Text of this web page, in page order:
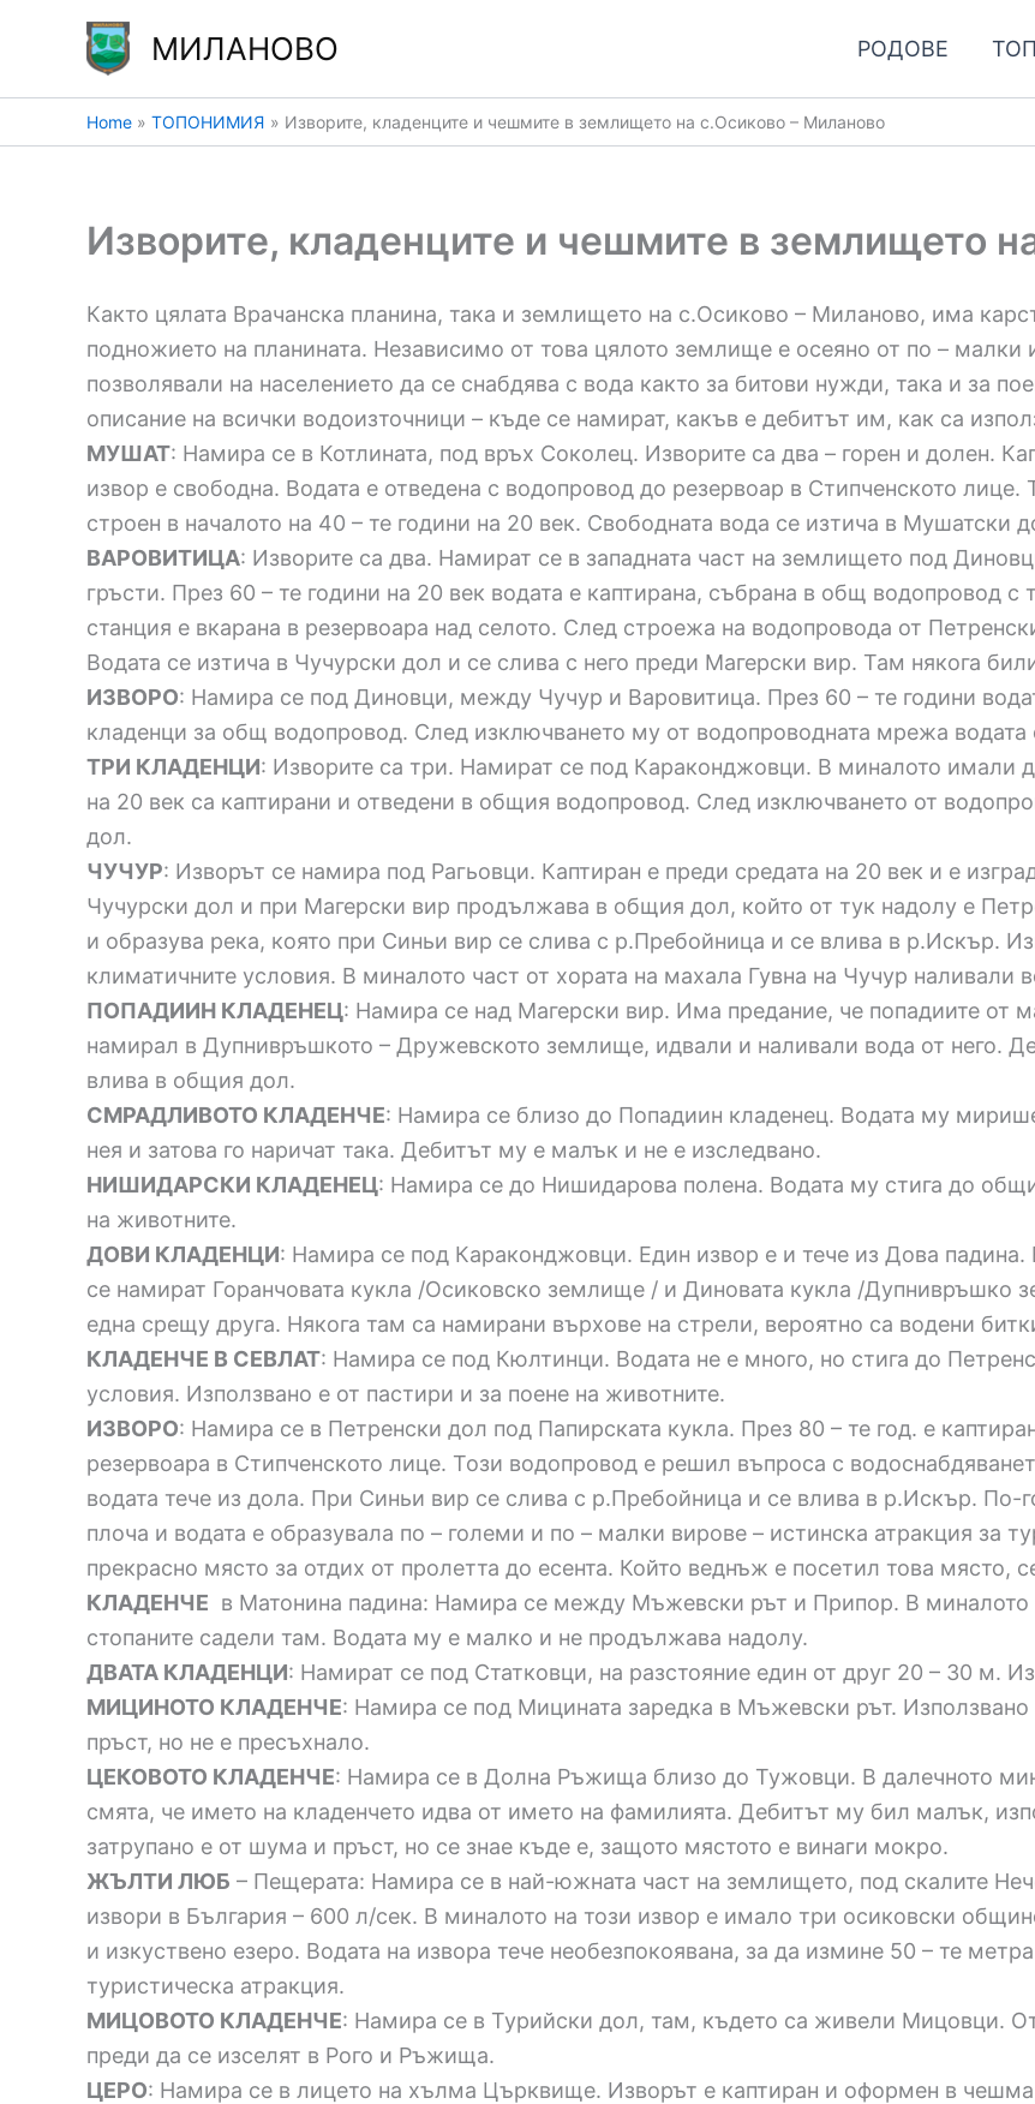
МИЛАНОВО РОДОВЕ
Home ТОПОНИМИЯ Изворите, кладенците и чешмите в землището на с.Осиково – Миланово
Изворите, кладенците и чешмите в землището
Както цялата Врачанска планина, така и землището на с.Осиково – Миланово, има
подножието на планината. Независимо от това цялото землище е осеяно от по – малки
позволявали на населението да се снабдява с вода както за битови нужди, така и за
описание на всички водоизточници – къде се намират, какъв е дебитът им, как са
МУШАТ: Намира се в Котлината, под връх Соколец. Изворите са два – горен и долен.
извор е свободна. Водата е отведена с водопровод до резервоар в Стипченското
строен в началото на 40 – те години на 20 век. Свободната вода се изтича в Мушатски
ВАРОВИТИЦА: Изворите са два. Намират се в западната част на землището под
гръсти. През 60 – те години на 20 век водата е каптирана, събрана в общ водопровод
станция е вкарана в резервоара над селото. След строежа на водопровода от
Водата се изтича в Чучурски дол и се слива с него преди Магерски вир. Там някога
ИЗВОРО: Намира се под Диновци, между Чучур и Варовитица. През 60 – те години
кладенци за общ водопровод. След изключването му от водопроводната мрежа водата
ТРИ КЛАДЕНЦИ: Изворите са три. Намират се под Караконджовци. В миналото имали
на 20 век са каптирани и отведени в общия водопровод. След изключването от
дол.
ЧУЧУР: Изворът се намира под Рагьовци. Каптиран е преди средата на 20 век и е
Чучурски дол и при Магерски вир продължава в общия дол, който от тук надолу е
и образува река, която при Синьи вир се слива с р.Пребойница и се влива в р.Искър.
климатичните условия. В миналото част от хората на махала Гувна на Чучур наливали
ПОПАДИИН КЛАДЕНЕЦ: Намира се над Магерски вир. Има предание, че попадиите от
намирал в Дупнивръшкото – Дружевското землище, идвали и наливали вода от него.
влива в общия дол.
СМРАДЛИВОТО КЛАДЕНЧЕ: Намира се близо до Попадиин кладенец. Водата му
нея и затова го наричат така. Дебитът му е малък и не е изследвано.
НИШИДАРСКИ КЛАДЕНЕЦ: Намира се до Нишидарова полена. Водата му стига до
на животните.
ДОВИ КЛАДЕНЦИ: Намира се под Караконджовци. Един извор е и тече из Дова
се намират Горанчовата кукла /Осиковско землище / и Диновата кукла /Дупнивръшко
една срещу друга. Някога там са намирани върхове на стрели, вероятно са водени
КЛАДЕНЧЕ В СЕВЛАТ: Намира се под Кюлтинци. Водата не е много, но стига до
условия. Използвано е от пастири и за поене на животните.
ИЗВОРО: Намира се в Петренски дол под Папирската кукла. През 80 – те год. е
резервоара в Стипченското лице. Този водопровод е решил въпроса с
водата тече из дола. При Синьи вир се слива с р.Пребойница и се влива в р.Искър. По-
плоча и водата е образувала по – големи и по – малки вирове – истинска атракция за
прекрасно място за отдих от пролетта до есента. Който веднъж е посетил това място,
КЛАДЕНЧЕ в Матонина падина: Намира се между Мъжевски рът и Припор. В миналото
стопаните садели там. Водата му е малко и не продължава надолу.
ДВАТА КЛАДЕНЦИ: Намират се под Статковци, на разстояние един от друг 20 – 30 м.
МИЦИНОТО КЛАДЕНЧЕ: Намира се под Мицината заредка в Мъжевски рът.
пръст, но не е пресъхнало.
ЦЕКОВОТО КЛАДЕНЧЕ: Намира се в Долна Ръжища близо до Тужовци. В далечното
смята, че името на кладенчето идва от името на фамилията. Дебитът му бил малък,
затрупано е от шума и пръст, но се знае къде е, защото мястото е винаги мокро.
ЖЪЛТИ ЛЮБ – Пещерата: Намира се в най-южната част на землището, под скалите
извори в България – 600 л/сек. В миналото на този извор е имало три осиковски
и изкуствено езеро. Водата на извора тече необезпокоявана, за да измине 50 – те
туристическа атракция.
МИЦОВОТО КЛАДЕНЧЕ: Намира се в Турийски дол, там, където са живели Мицовци.
преди да се изселят в Рого и Ръжища.
ЦЕРО: Намира се в лицето на хълма Църквище. Изворът е каптиран и оформен в